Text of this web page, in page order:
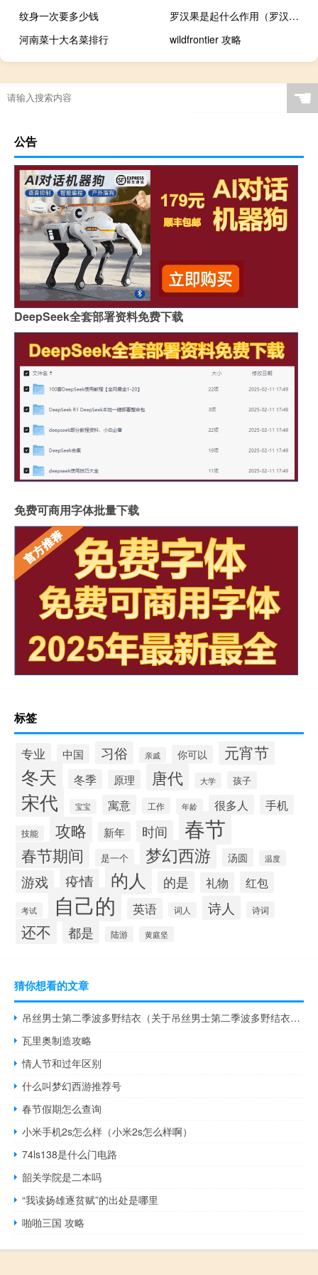
纹身一次要多少钱
罗汉果是起什么作用（罗汉果的作用是什么）
河南菜十大名菜排行
wildfrontier 攻略
☚
公告
DeepSeek全套部署资料免费下载
免费可商用字体批量下载
标签
专业 中国 习俗 亲戚 你可以 元宵节
冬天 冬季 原理 唐代 大学 孩子
宋代 宝宝 寓意 工作 年龄 很多人 手机
技能 攻略 新年 时间 春节
春节期间 是一个 梦幻西游 汤圆 温度
游戏 疫情 的人 的是 礼物 红包
考试 自己的 英语 词人 诗人 诗词
还不 都是 陆游 黄庭坚
猜你想看的文章
吊丝男士第二季波多野结衣（关于吊丝男士第二季波多野结衣的介绍）
瓦里奥制造攻略
情人节和过年区别
什么叫梦幻西游推荐号
春节假期怎么查询
小米手机2s怎么样（小米2s怎么样啊）
74ls138是什么门电路
韶关学院是二本吗
“我读扬雄逐贫赋”的出处是哪里
啪啪三国 攻略